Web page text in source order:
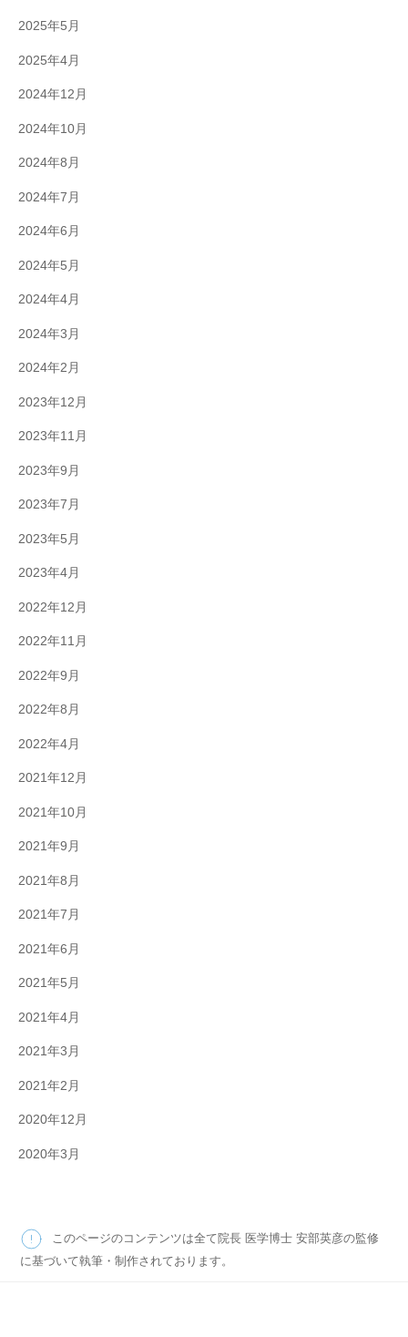
2025年5月
2025年4月
2024年12月
2024年10月
2024年8月
2024年7月
2024年6月
2024年5月
2024年4月
2024年3月
2024年2月
2023年12月
2023年11月
2023年9月
2023年7月
2023年5月
2023年4月
2022年12月
2022年11月
2022年9月
2022年8月
2022年4月
2021年12月
2021年10月
2021年9月
2021年8月
2021年7月
2021年6月
2021年5月
2021年4月
2021年3月
2021年2月
2020年12月
2020年3月
このページのコンテンツは全て院長 医学博士 安部英彦の監修
に基づいて執筆・制作されております。